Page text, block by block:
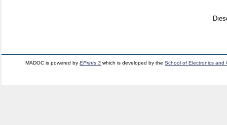
MADOC is powered byEPrints 3 which is developed by theSchool of Electronics and